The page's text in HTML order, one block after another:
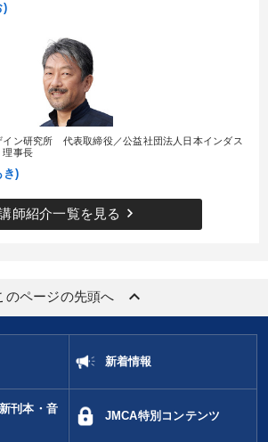
)
イン研究所 代表取締役／公益社団法人日本インダス
理事長
き)
師紹介一覧を見る keyboard_arrow_right
のページの先頭へ keyboard_arrow_up
新着情報
刊本・音
JMCA特別コンテンツ